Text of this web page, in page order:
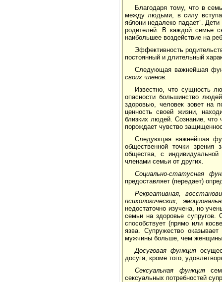
Благодаря тому, что в
между людьми, в силу
яблони недалеко падает”.
родителей. В каждой семье
наибольшее воздействие на
Эффективность
постоянный и длительный
Следующая важнейшая
своих членов.
Известно, что сущность
опасности большинство
здоровью, человек зовет на
ценность своей жизни,
близких людей. Сознание, что
порождает чувство
Следующая важнейшая
общественной точки зрения
общества, с
членами семьи от других.
Социально-статусная
предоставляет (передает)
Рекреативная,
психологических,
недостаточно изучена, но
семьи на здоровье супругов.
способствует (прямо или
язва. Супружество
мужчины больше, чем
Досуговая функция
досуга, кроме того,
Сексуальная функция
сексуальных потребностей